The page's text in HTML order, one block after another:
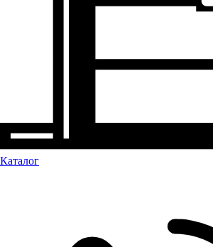
Каталог